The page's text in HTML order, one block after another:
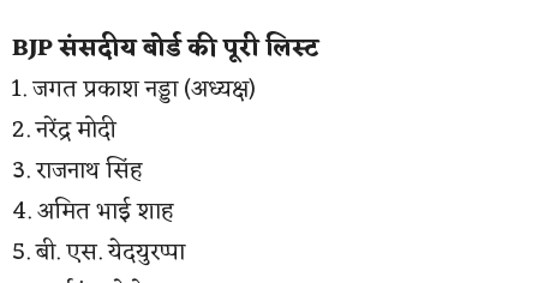
BJP संसदीय बोर्ड की पूरी लिस्ट
1. जगत प्रकाश नड्डा (अध्यक्ष)
2. नरेंद्र मोदी
3. राजनाथ सिंह
4. अमित भाई शाह
5. बी. एस. येदयुरप्पा